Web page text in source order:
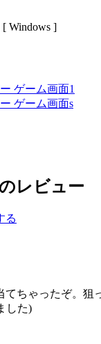
Windows ]
レビュー
る
てちゃったぞ。
した)